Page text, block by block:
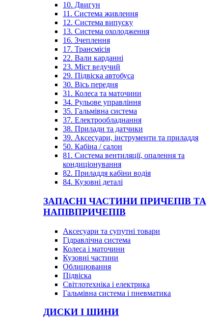
10. Двигун
11. Система живлення
12. Система випуску
13. Система охолодження
16. Зчеплення
17. Трансмісія
22. Вали карданні
23. Міст ведучий
29. Підвіска автобуса
30. Вісь передня
31. Колеса та маточини
34. Рульове управління
35. Гальмівна система
37. Електрообладнання
38. Прилади та датчики
39. Аксесуари, інструменти та приладдя
50. Кабіна / салон
81. Система вентиляції, опалення та
кондиціонування
82. Приладдя кабіни водія
84. Кузовні деталі
ЗАПАСНІ ЧАСТИНИ ПРИЧЕПІВ ТА
НАПІВПРИЧЕПІВ
Аксесуари та супутні товари
Гідравлічна система
Колеса і маточини
Кузовні частини
Облицювання
Підвіска
Світлотехніка і електрика
Гальмівна система і пневматика
ДИСКИ І ШИНИ